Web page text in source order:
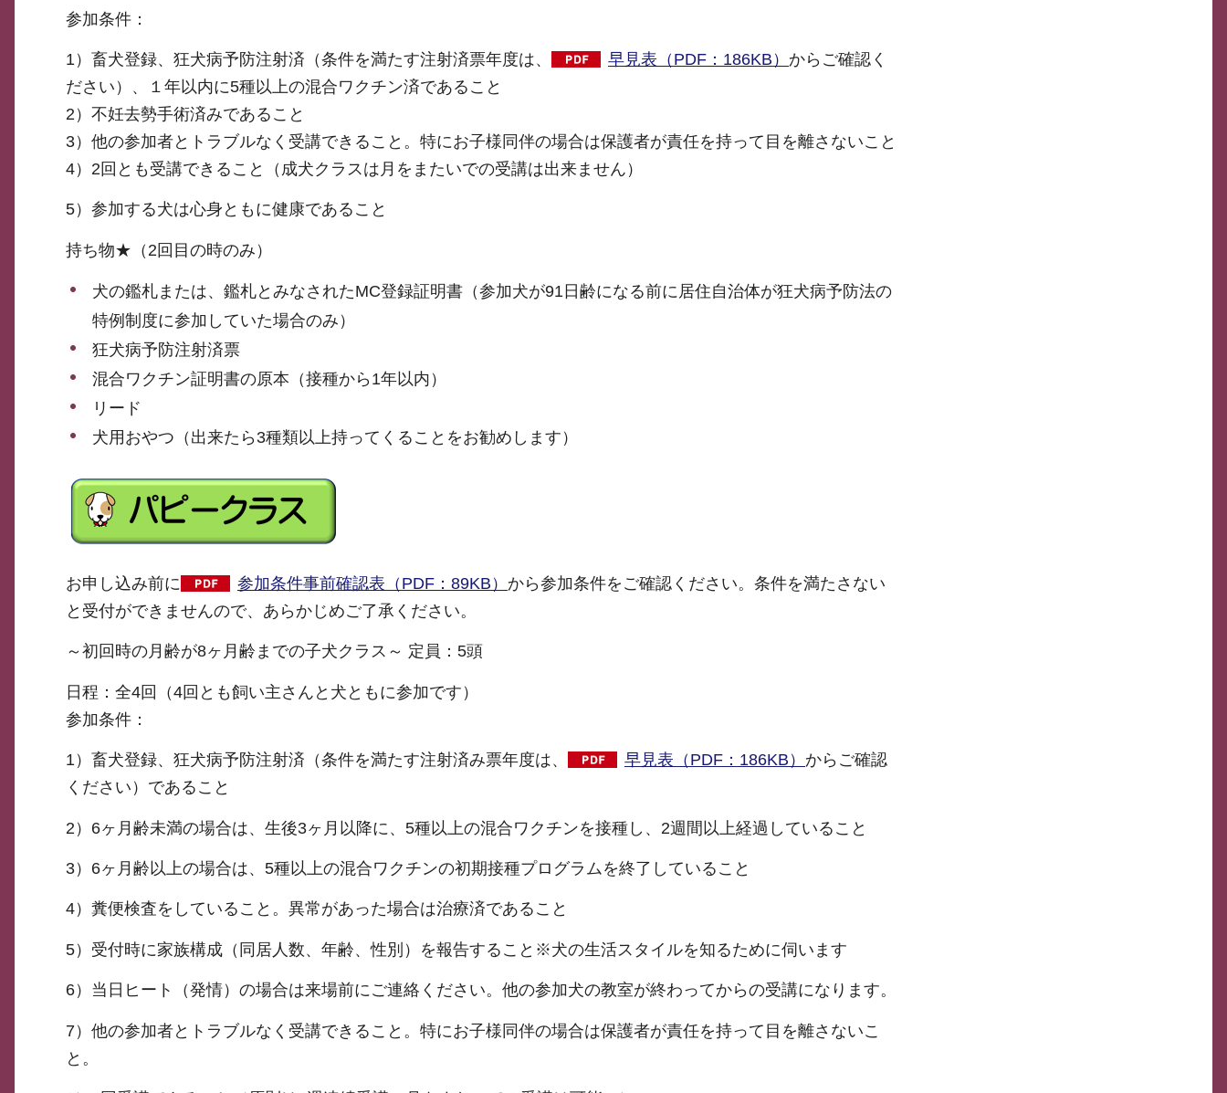
参加条件：
1）畜犬登録、狂犬病予防注射済（条件を満たす注射済票年度は、 早見表（PDF：186KB） からご確認く
ださい）、１年以内に5種以上の混合ワクチン済であること
2）不妊去勢手術済みであること
3）他の参加者とトラブルなく受講できること。特にお子様同伴の場合は保護者が責任を持って目を離さないこと
4）2回とも受講できること（成犬クラスは月をまたいでの受講は出来ません）
5）参加する犬は心身ともに健康であること
持ち物★（2回目の時のみ）
犬の鑑札または、鑑札とみなされたMC登録証明書（参加犬が91日齢になる前に居住自治体が狂犬病予防法の
特例制度に参加していた場合のみ）
狂犬病予防注射済票
混合ワクチン証明書の原本（接種から1年以内）
リード
犬用おやつ（出来たら3種類以上持ってくることをお勧めします）
お申し込み前に 参加条件事前確認表（PDF：89KB） から参加条件をご確認ください。条件を満たさない
と受付ができませんので、あらかじめご了承ください。
～初回時の月齢が8ヶ月齢までの子犬クラス～ 定員：5頭
日程：全4回（4回とも飼い主さんと犬ともに参加です）
参加条件：
1）畜犬登録、狂犬病予防注射済（条件を満たす注射済み票年度は、 早見表（PDF：186KB） からご確認
ください）であること
2）6ヶ月齢未満の場合は、生後3ヶ月以降に、5種以上の混合ワクチンを接種し、2週間以上経過していること
3）6ヶ月齢以上の場合は、5種以上の混合ワクチンの初期接種プログラムを終了していること
4）糞便検査をしていること。異常があった場合は治療済であること
5）受付時に家族構成（同居人数、年齢、性別）を報告すること※犬の生活スタイルを知るために伺います
6）当日ヒート（発情）の場合は来場前にご連絡ください。他の参加犬の教室が終わってからの受講になります。
7）他の参加者とトラブルなく受講できること。特にお子様同伴の場合は保護者が責任を持って目を離さないこ
と。